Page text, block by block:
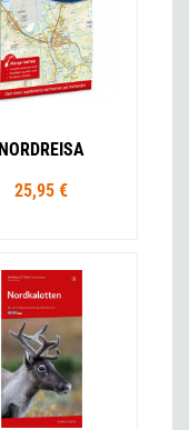
NORDREISA
25,95 €